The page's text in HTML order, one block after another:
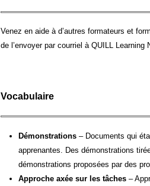
Venez en aide à d’autres formateurs et
de l’envoyer par courriel à QUILL Learning
Vocabulaire
Démonstrations– Documents qui
apprenantes. Des démonstrations
démonstrations proposées par des
Approche axée sur les tâches –